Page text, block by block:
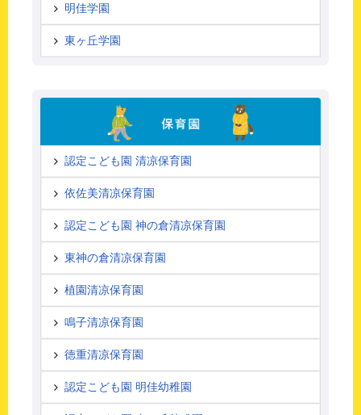
明佳学園
東ヶ丘学園
認定こども園 清凉保育園
依佐美清凉保育園
認定こども園 神の倉清凉保育園
東神の倉清凉保育園
植園清凉保育園
鳴子清凉保育園
徳重清凉保育園
認定こども園 明佳幼稚園